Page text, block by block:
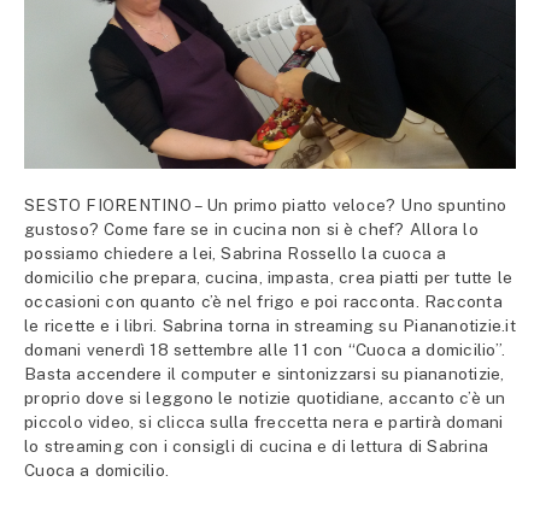
SESTO FIORENTINO – Un primo piatto veloce? Uno spuntino
gustoso? Come fare se in cucina non si è chef? Allora lo
possiamo chiedere a lei, Sabrina Rossello la cuoca a
domicilio che prepara, cucina, impasta, crea piatti per tutte le
occasioni con quanto c’è nel frigo e poi racconta. Racconta
le ricette e i libri. Sabrina torna in streaming su Piananotizie.it
domani venerdì 18 settembre alle 11 con “Cuoca a domicilio”.
Basta accendere il computer e sintonizzarsi su piananotizie,
proprio dove si leggono le notizie quotidiane, accanto c’è un
piccolo video, si clicca sulla freccetta nera e partirà domani
lo streaming con i consigli di cucina e di lettura di Sabrina
Cuoca a domicilio.